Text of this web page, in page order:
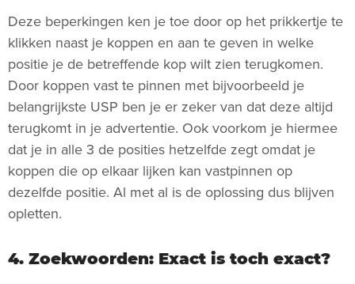
Deze beperkingen ken je toe door op het prikkertje te
klikken naast je koppen en aan te geven in welke
positie je de betreffende kop wilt zien terugkomen.
Door koppen vast te pinnen met bijvoorbeeld je
belangrijkste USP ben je er zeker van dat deze altijd
terugkomt in je advertentie. Ook voorkom je hiermee
dat je in alle 3 de posities hetzelfde zegt omdat je
koppen die op elkaar lijken kan vastpinnen op
dezelfde positie. Al met al is de oplossing dus blijven
opletten.
4. Zoekwoorden: Exact is toch exact?